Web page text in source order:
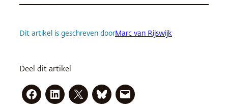
Dit artikel is geschreven doorMarc van Rijswijk
Deel dit artikel